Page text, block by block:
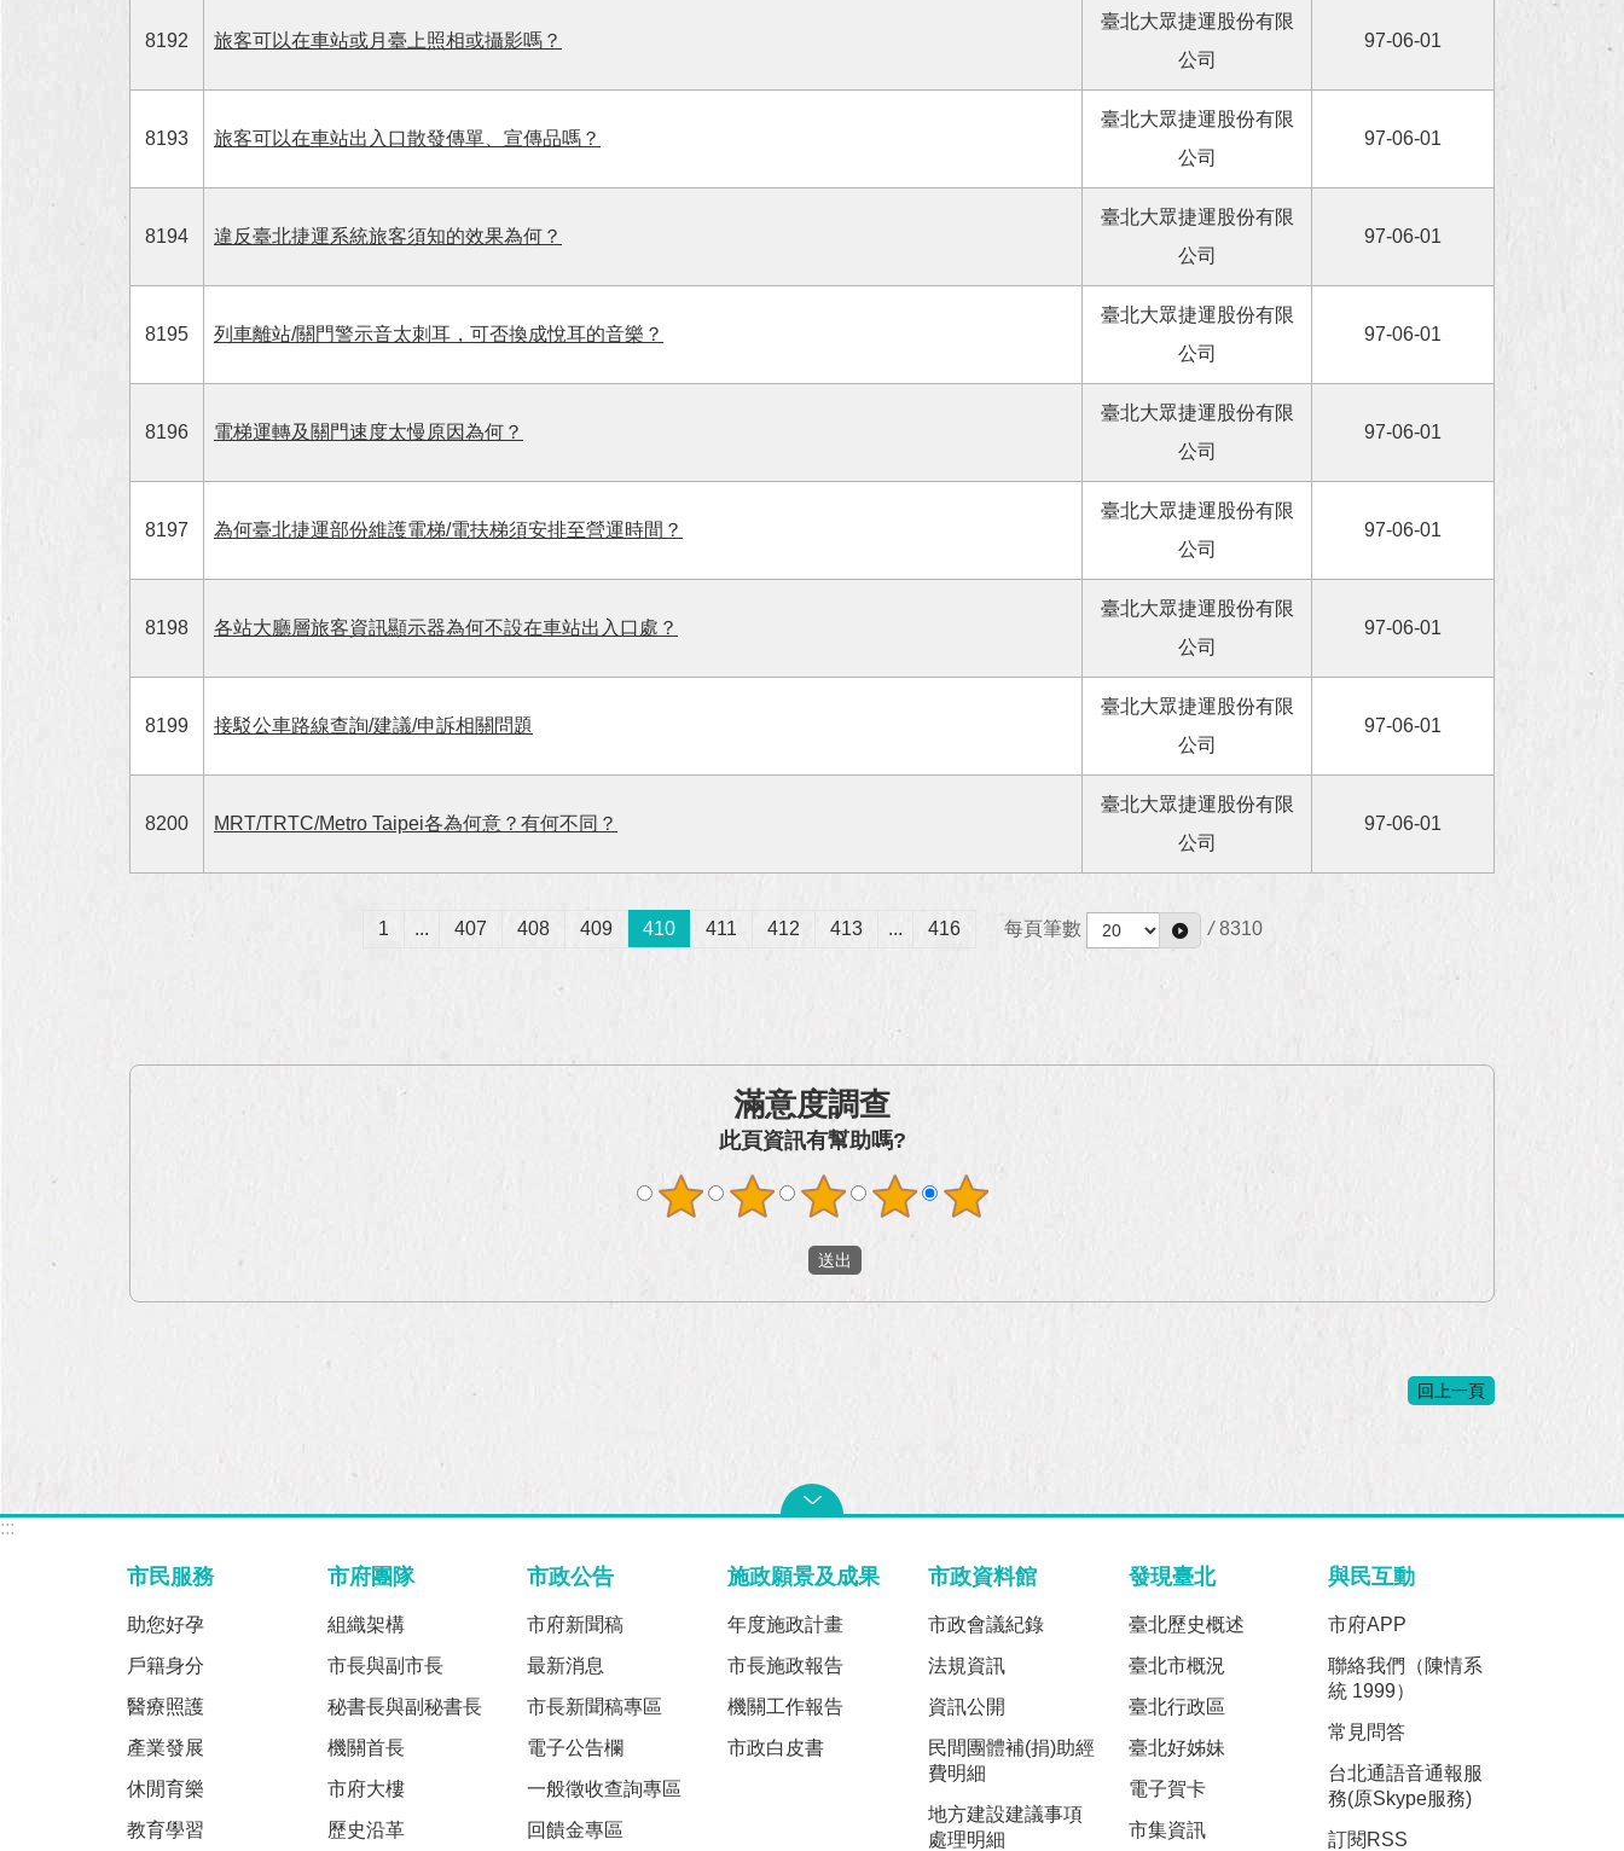
8192 旅客可以在車站或月臺上照相或攝影嗎？
臺北大眾捷運股份有限
公司
97-06-01
8193 旅客可以在車站出入口散發傳單、宣傳品嗎？
臺北大眾捷運股份有限
公司
97-06-01
8194 違反臺北捷運系統旅客須知的效果為何？
臺北大眾捷運股份有限
公司
97-06-01
8195 列車離站/關門警示音太刺耳，可否換成悅耳的音樂？
臺北大眾捷運股份有限
公司
97-06-01
8196 電梯運轉及關門速度太慢原因為何？
臺北大眾捷運股份有限
公司
97-06-01
8197 為何臺北捷運部份維護電梯/電扶梯須安排至營運時間？
臺北大眾捷運股份有限
公司
97-06-01
8198 各站大廳層旅客資訊顯示器為何不設在車站出入口處？
臺北大眾捷運股份有限
公司
97-06-01
8199 接駁公車路線查詢/建議/申訴相關問題
臺北大眾捷運股份有限
公司
97-06-01
8200 MRT/TRTC/Metro Taipei各為何意？有何不同？
臺北大眾捷運股份有限
公司
97-06-01
1 ... 407 408 409 410 411 412 413 ... 416 每頁筆數 / 8310
滿意度調查
此頁資訊有幫助嗎?
回上一頁
:::
市民服務
助您好孕
戶籍身分
醫療照護
產業發展
休閒育樂
教育學習
市府團隊
組織架構
市長與副市長
秘書長與副秘書長
機關首長
市府大樓
歷史沿革
市政公告
市府新聞稿
最新消息
市長新聞稿專區
電子公告欄
一般徵收查詢專區
回饋金專區
施政願景及成果
年度施政計畫
市長施政報告
機關工作報告
市政白皮書
市政資料館
市政會議紀錄
法規資訊
資訊公開
民間團體補(捐)助經
費明細
地方建設建議事項
處理明細
發現臺北
臺北歷史概述
臺北市概況
臺北行政區
臺北好姊妹
電子賀卡
市集資訊
與民互動
市府APP
聯絡我們（陳情系
統 1999）
常見問答
台北通語音通報服
務(原Skype服務)
訂閱RSS